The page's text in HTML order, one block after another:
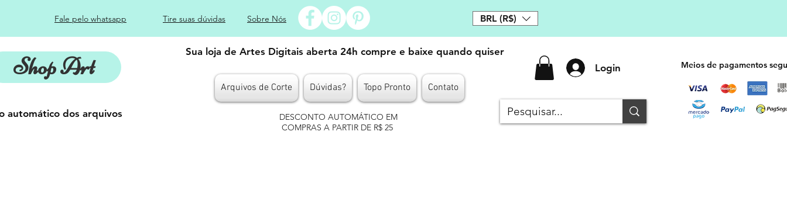
Fale pelo whatsapp Tire suas dúvidas Sobre Nós BRL (R$)
Shop Art
Sua loja de Artes Digitais aberta 24h compre e baixe quando quiser
Arquivos de Corte Dúvidas? Topo Pronto Contato
Login
automático dos arquivos
DESCONTO AUTOMÁTICO EM
COMPRAS A PARTIR DE R$ 25
Meios de pagamentos